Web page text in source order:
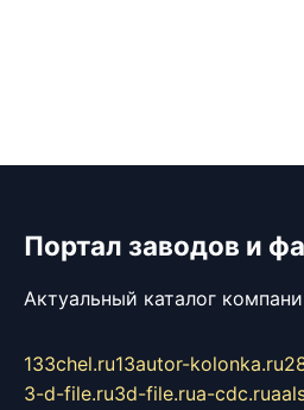
Портал заводов и
Актуальный каталог
133chel.ru13autor-kolonka.ru
3-d-file.ru3d-file.rua-cdc.ru